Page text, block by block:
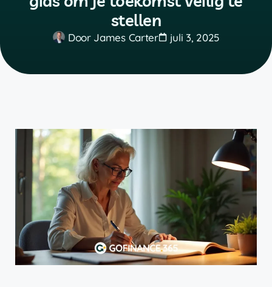
stellen
DoorJames Carter juli 3, 2025